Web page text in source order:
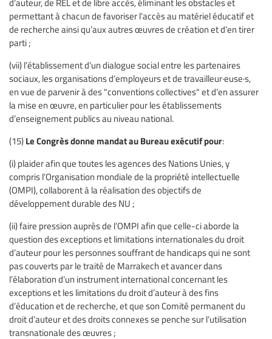
permettant à chacun de favoriser l’accès au matériel éducatif et
de recherche ainsi qu’aux autres œuvres de création et d’en tirer
parti ;
(vii) l’établissement d’un dialogue social entre les partenaires
sociaux, les organisations d’employeurs et de travailleur·euse·s,
en vue de parvenir à des "conventions collectives" et d’en assurer
la mise en œuvre, en particulier pour les établissements
d’enseignement publics au niveau national.
(15) Le Congrès donne mandat au Bureau exécutif pour:
(i) plaider afin que toutes les agences des Nations Unies, y
compris l’Organisation mondiale de la propriété intellectuelle
(OMPI), collaborent à la réalisation des objectifs de
développement durable des NU ;
(ii) faire pression auprès de l’OMPI afin que celle-ci aborde la
question des exceptions et limitations internationales du droit
d’auteur pour les personnes souffrant de handicaps qui ne sont
pas couverts par le traité de Marrakech et avancer dans
l’élaboration d’un instrument international concernant les
exceptions et les limitations du droit d’auteur à des fins
d’éducation et de recherche, et que son Comité permanent du
droit d’auteur et des droits connexes se penche sur l’utilisation
transnationale des œuvres ;